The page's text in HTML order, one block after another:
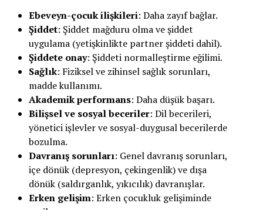
Ebeveyn-çocuk ilişkileri: Daha zayıf bağlar.
Şiddet: Şiddet mağduru olma ve şiddet
uygulama (yetişkinlikte partner şiddeti dahil).
Şiddete onay: Şiddeti normalleştirme eğilimi.
Sağlık: Fiziksel ve zihinsel sağlık sorunları,
madde kullanımı.
Akademik performans: Daha düşük başarı.
Bilişsel ve sosyal beceriler: Dil becerileri,
yönetici işlevler ve sosyal-duygusal becerilerde
bozulma.
Davranış sorunları: Genel davranış sorunları,
içe dönük (depresyon, çekingenlik) ve dışa
dönük (saldırganlık, yıkıcılık) davranışlar.
Erken gelişim: Erken çocukluk gelişiminde